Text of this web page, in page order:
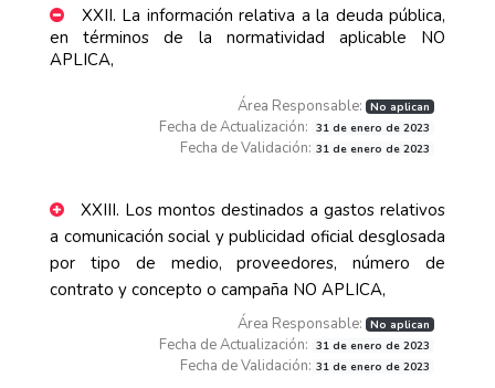
XXII. La información relativa a la deuda pública,
en términos de la normatividad aplicable NO
APLICA,
Área Responsable: No aplican
Fecha de Actualización: 31 de enero de 2023
Fecha de Validación: 31 de enero de 2023
XXIII. Los montos destinados a gastos relativos
a comunicación social y publicidad oficial desglosada
por tipo de medio, proveedores, número de
contrato y concepto o campaña NO APLICA,
Área Responsable: No aplican
Fecha de Actualización: 31 de enero de 2023
Fecha de Validación: 31 de enero de 2023